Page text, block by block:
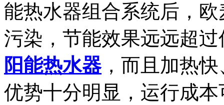
能热水器组 合系统后，
污染，节能效果远远超
阳能热水器，而且加热
优势十分明显，运行成